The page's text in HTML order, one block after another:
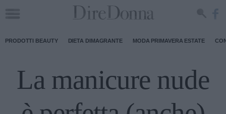
PRODOTTI BEAUTY DIETA DIMAGRANTE MODA PRIMAVERA ESTATE
La manicure nude